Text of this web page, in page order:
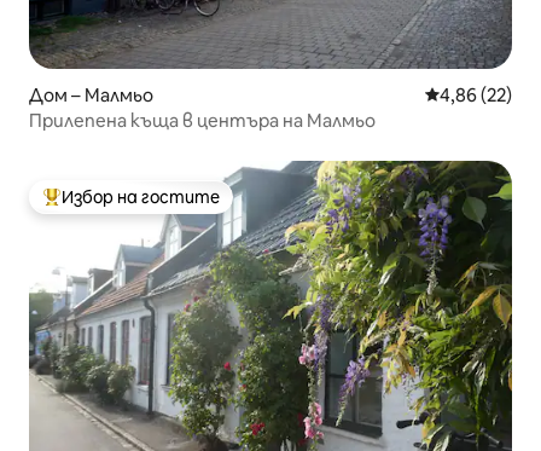
Дом – Малмьо Средна
4,86 (22)
Прилепена къща в центъра на Малмьо
Най-популярен избор на гостите
Избор на гостите